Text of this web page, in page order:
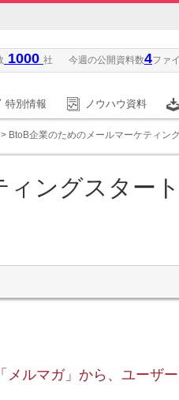
1000 社 今週の公開資料数4ファ
特別情報 ノウハウ資料
> BtoB企業のためのメールマーケティン
ングスター
ルマガ」から、ユーザ